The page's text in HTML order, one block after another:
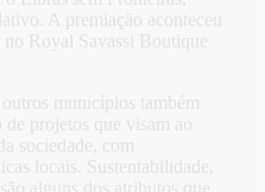
A premiação aconteceu
no Royal Savassi Boutique
municípios também
de projetos que visam ao
sociedade, com
locais. Sustentabilidade,